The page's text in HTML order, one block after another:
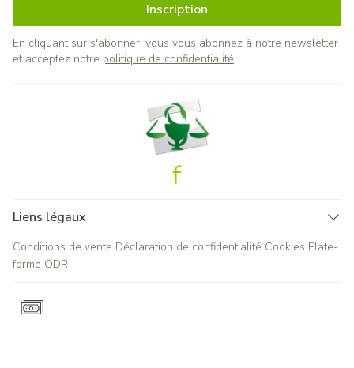
Inscription
En cliquant sur s'abonner, vous vous abonnez à notre newsletter
et acceptez notre politique de confidentialité.
Liens légaux
Conditions de vente Déclaration de confidentialité Cookies Plate-
forme ODR